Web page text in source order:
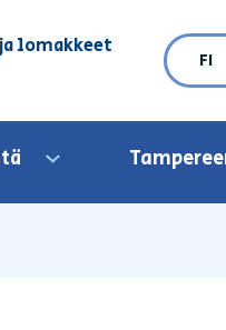
lomakkeet
FI
Avaa valikko